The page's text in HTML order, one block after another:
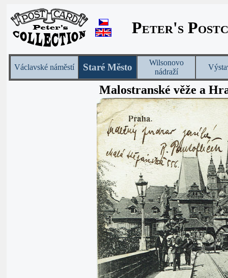
Peter's
Václavské náměstí Staré Město
Wilsonovo
nádraží
Malostranské věže a